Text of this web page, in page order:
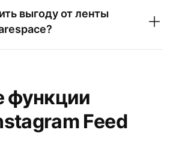
ленту на Squarespace,
на веб-сайт Elfsight и
учетную запись.
выгоду от ленты
функции
Feed